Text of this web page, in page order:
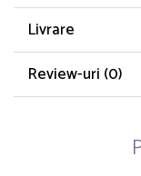
Livrare
Review-uri (0)